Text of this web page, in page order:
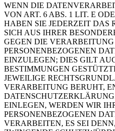
WENN DIE
VON ART. 6 ABS. 1 LIT. E
HABEN SIE JEDERZEIT DAS
SICH AUS IHRER
GEGEN DIE VERARBEITUNG
PERSONENBEZOGENEN
EINZULEGEN; DIES GILT
BESTIMMUNGEN
JEWEILIGE
VERARBEITUNG BERUHT,
EINLEGEN, WERDEN WIR
PERSONENBEZOGENEN
VERARBEITEN, ES SEI